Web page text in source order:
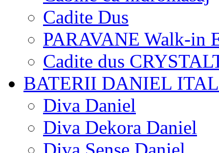
Cadite Dus
PARAVANE Walk-in
Cadite dus
BATERII DANIEL
Diva Daniel
Diva Dekora Daniel